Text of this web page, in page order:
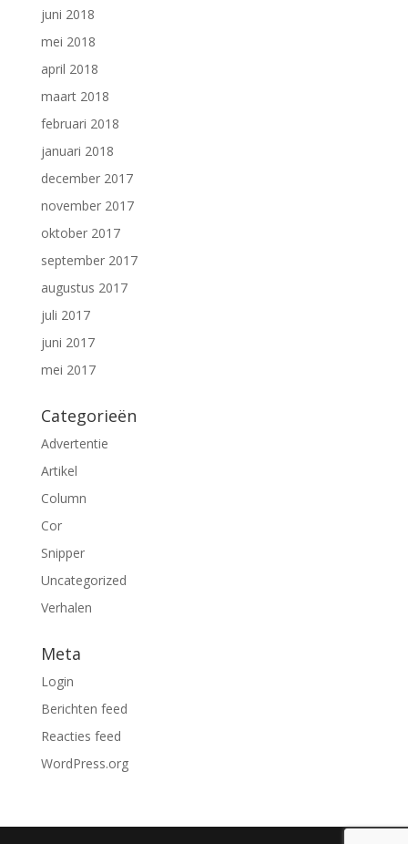
juni 2018
mei 2018
april 2018
maart 2018
februari 2018
januari 2018
december 2017
november 2017
oktober 2017
september 2017
augustus 2017
juli 2017
juni 2017
mei 2017
Categorieën
Advertentie
Artikel
Column
Cor
Snipper
Uncategorized
Verhalen
Meta
Login
Berichten feed
Reacties feed
WordPress.org